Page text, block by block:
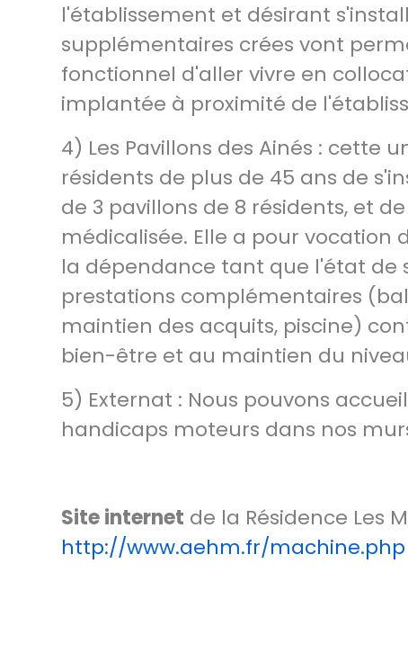
l'établissement et désirant
supplémentaires crées vont
fonctionnel d'aller vivre en
implantée à proximité de
4) Les Pavillons des Ainés : cette
résidents de plus de 45 ans de
de 3 pavillons de 8 résidents, et
médicalisée. Elle a pour
la dépendance tant que l'état de
prestations complémentaires
maintien des acquits, piscine)
bien-être et au maintien du
5) Externat : Nous pouvons
handicaps moteurs dans nos
Site internet de la Résidence Les
http://www.aehm.fr/machine.php